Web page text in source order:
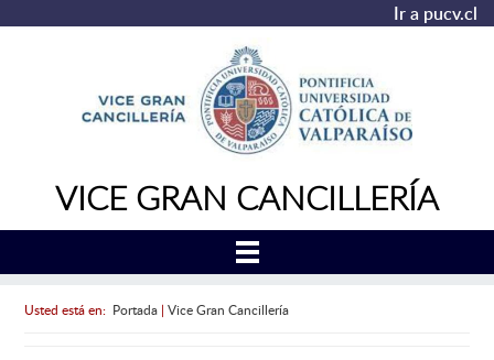
Ir a pucv.cl
VICE GRAN CANCILLERÍA
Usted está en: Portada| Vice Gran Cancillería